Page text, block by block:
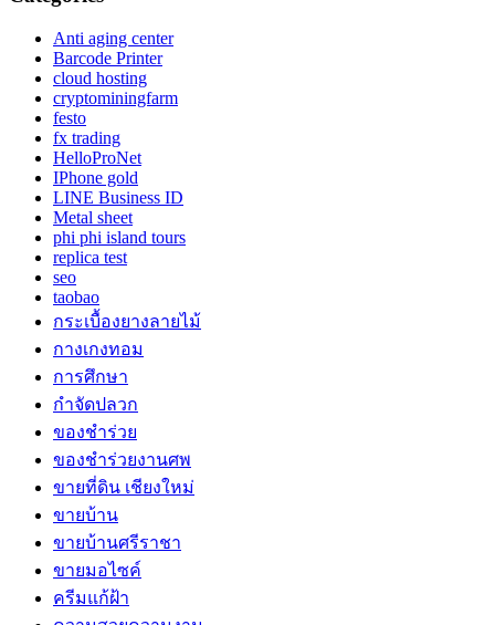
Anti aging center
Barcode Printer
cloud hosting
cryptominingfarm
festo
fx trading
HelloProNet
IPhone gold
LINE Business ID
Metal sheet
phi phi island tours
replica test
seo
taobao
กระเบื้องยางลายไม้
กางเกงทอม
การศึกษา
กำจัดปลวก
ของชำร่วย
ของชำร่วยงานศพ
ขายที่ดิน เชียงใหม่
ขายบ้าน
ขายบ้านศรีราชา
ขายมอไซค์
ครีมแก้ฝ้า